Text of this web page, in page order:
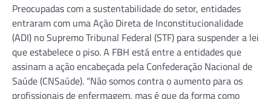
Preocupadas com a sustentabilidade do setor, entidades
entraram com uma Ação Direta de Inconstitucionalidade
(ADI) no Supremo Tribunal Federal (STF) para suspender a lei
que estabelece o piso. A FBH está entre a entidades que
assinam a ação encabeçada pela Confederação Nacional de
Saúde (CNSaúde). “Não somos contra o aumento para os
profissionais de enfermagem, mas é que da forma como